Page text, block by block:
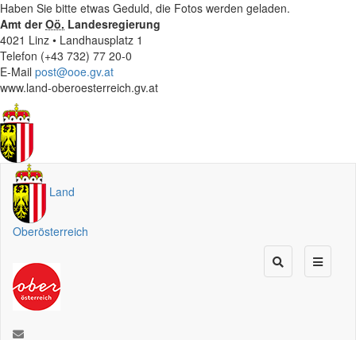
Haben Sie bitte etwas Geduld, die Fotos werden geladen.
Amt derOö. Landesregierung
4021 Linz • Landhausplatz 1
Telefon (+43 732) 77 20-0
E-Mail post@ooe.gv.at
www.land-oberoesterreich.gv.at
Land
Oberösterreich